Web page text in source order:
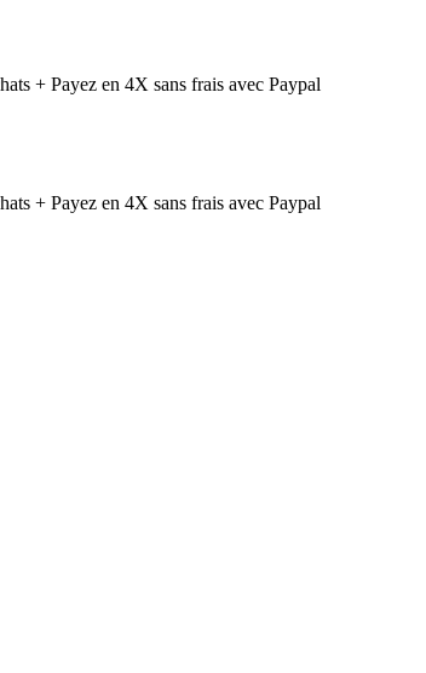
+ Payez en 4X sans frais avec Paypal
+ Payez en 4X sans frais avec Paypal